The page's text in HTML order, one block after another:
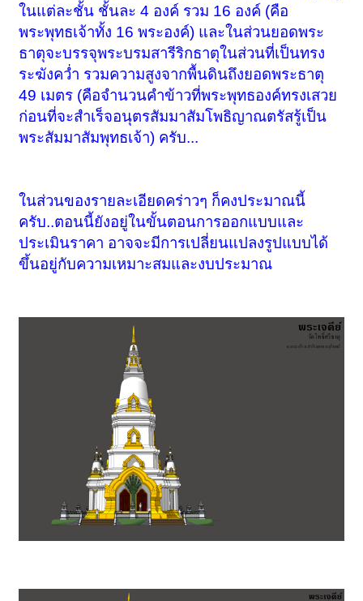
ในแต่ละชั้น ชั้นละ 4 องค์ รวม 16 องค์ (คือ
พระพุทธเจ้าทั้ง 16 พระองค์) และในส่วนยอดพระ
ธาตุจะบรรจุพระบรมสารีริกธาตุในส่วนที่เป็นทรง
ระฆังคว่ำ รวมความสูงจากพื้นดินถึงยอดพระธาตุ
49 เมตร (คือจำนวนคำข้าวที่พระพุทธองค์ทรงเสวย
ก่อนที่จะสำเร็จอนุตรสัมมาสัมโพธิญาณตรัสรู้เป็น
พระสัมมาสัมพุทธเจ้า) ครับ...
ในส่วนของรายละเอียดคร่าวๆ ก็คงประมาณนี้
ครับ..ตอนนี้ยังอยู่ในขั้นตอนการออกแบบและ
ประเมินราคา อาจจะมีการเปลี่ยนแปลงรูปแบบได้
ขึ้นอยู่กับความเหมาะสมและงบประมาณ